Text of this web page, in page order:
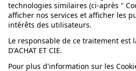
Évènements
L'application mobile